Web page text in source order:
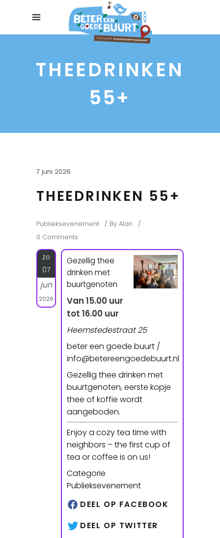
THEEDRINKEN
55+
7 juni 2026
THEEDRINKEN 55+
Publieksevenement By Alan
0 Comments
zo
07
jun
2026
Gezellig thee
drinken met
buurtgenoten
Van 15.00 uur
tot 16.00 uur
Heemstedestraat 25
beter een goede buurt /
info@betereengoedebuurt.nl
Gezellig thee drinken met
buurtgenoten, eerste kopje
thee of koffie wordt
aangeboden.
Enjoy a cozy tea time with
neighbors – the first cup of
tea or coffee is on us!
Categorie
Publieksevenement
DEEL OP FACEBOOK
DEEL OP TWITTER